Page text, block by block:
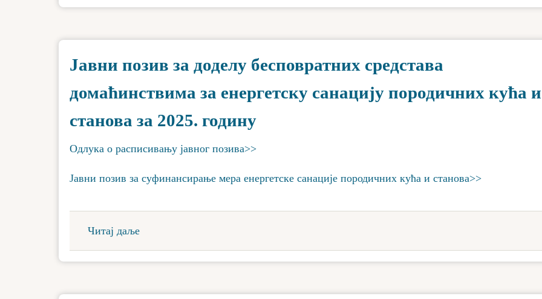
Јавни позив за доделу бесповратних средстава
домаћинствима за енергетску санацију породичних кућа и
станова за 2025. годину
Одлука о расписивању јавног позива>>
Јавни позив за суфинансирање мера енергетске санације породичних кућа и станова>>
Читај даље